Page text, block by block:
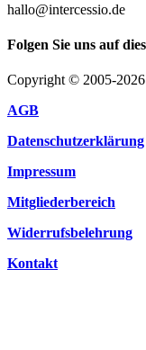
hallo@intercessio.de
Folgen Sie uns auf
Copyright © 2005-
AGB
Datenschutzerklärung
Impressum
Mitgliederbereich
Widerrufsbelehrung
Kontakt